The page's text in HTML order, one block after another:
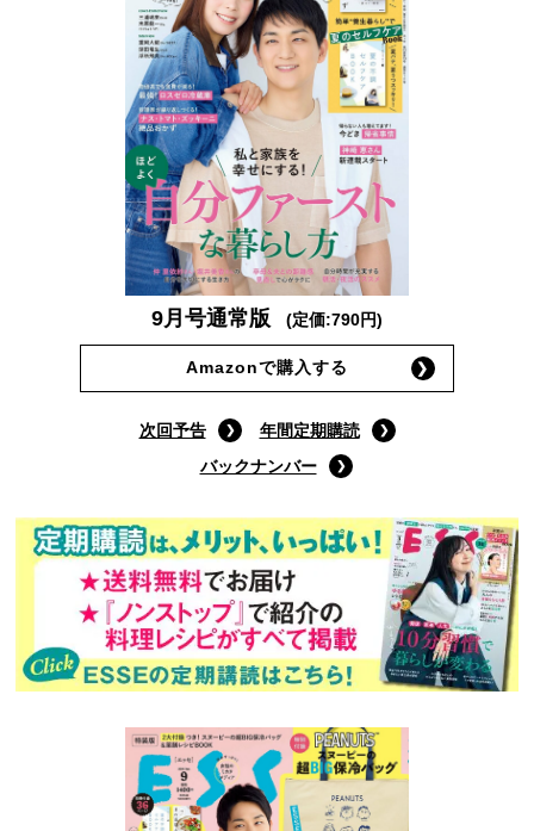
9月号通常版 (定価:790円)
Amazonで購入する
次回予告
年間定期購読
バックナンバー